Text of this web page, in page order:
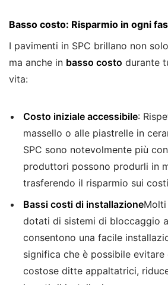
Basso costo: Risparmio in ogni
I pavimenti in SPC brillano non
ma anche in basso costo durante
vita:
Costo iniziale accessibile:
massello o alle piastrelle in
SPC sono notevolmente più
produttori possono produrli in
trasferendo il risparmio sui
Bassi costi di installazione
dotati di sistemi di bloccaggio
consentono una facile
significa che è possibile
costose ditte appaltatrici,